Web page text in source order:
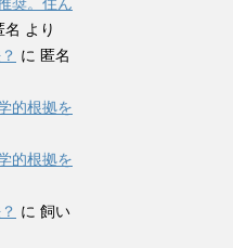
奨。住ん
名 より
に 匿名
的根拠を
的根拠を
に 飼い